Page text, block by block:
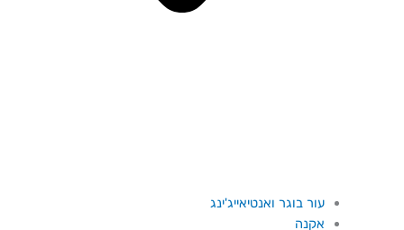
עור בוגר ואנטיאייג'ינג
אקנה